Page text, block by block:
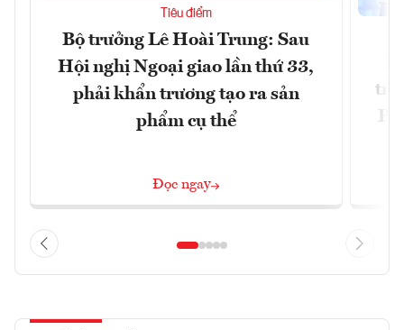
Tiêu điểm
Bộ trưởng Lê Hoài Trung: Sau
Hội nghị Ngoại giao lần thứ 33,
phải khẩn trương tạo ra sản
phẩm cụ thể
Đọc ngay